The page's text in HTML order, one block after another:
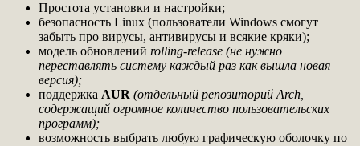
Простота установки и настройки;
безопасность Linux (пользователи Windows смогут
забыть про вирусы, антивирусы и всякие кряки);
модель обновлений rolling-release (не нужно
переставлять систему каждый раз как вышла новая
версия);
поддержка AUR (отдельный репозиторий Arch,
содержащий огромное количество пользовательских
программ);
возможность выбрать любую графическую оболочку по